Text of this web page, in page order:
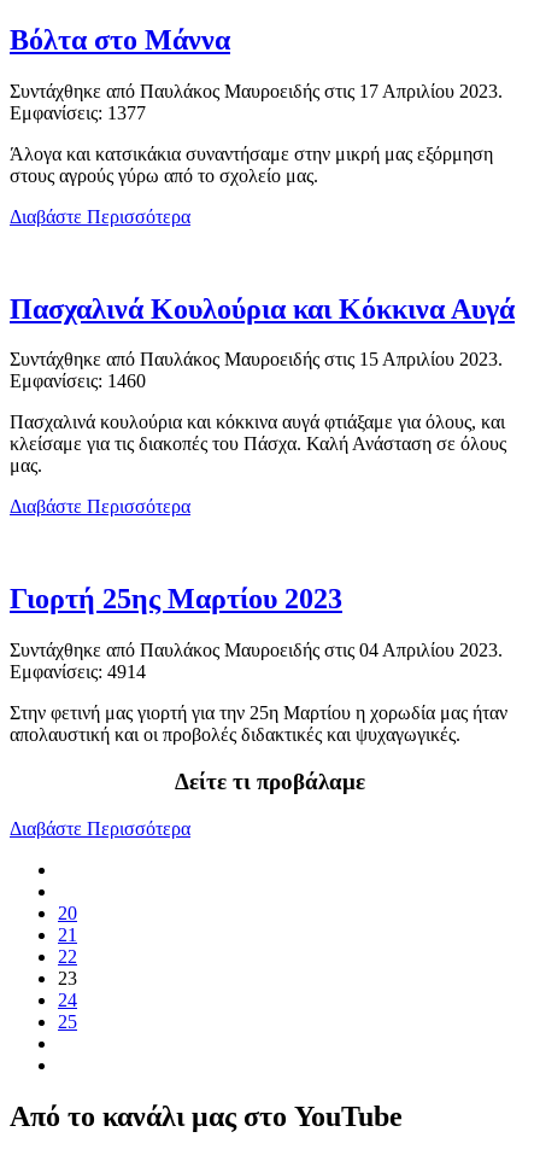
Βόλτα στο Μάννα
Συντάχθηκε από Παυλάκος Μαυροειδής στις 17 Απριλίου 2023.
Εμφανίσεις: 1377
Άλογα και κατσικάκια συναντήσαμε στην μικρή μας εξόρμηση
στους αγρούς γύρω από το σχολείο μας.
Διαβάστε Περισσότερα
Πασχαλινά Κουλούρια και Κόκκινα Αυγά
Συντάχθηκε από Παυλάκος Μαυροειδής στις 15 Απριλίου 2023.
Εμφανίσεις: 1460
Πασχαλινά κουλούρια και κόκκινα αυγά φτιάξαμε για όλους, και
κλείσαμε για τις διακοπές του Πάσχα. Καλή Ανάσταση σε όλους
μας.
Διαβάστε Περισσότερα
Γιορτή 25ης Μαρτίου 2023
Συντάχθηκε από Παυλάκος Μαυροειδής στις 04 Απριλίου 2023.
Εμφανίσεις: 4914
Στην φετινή μας γιορτή για την 25η Μαρτίου η χορωδία μας ήταν
απολαυστική και οι προβολές διδακτικές και ψυχαγωγικές.
Δείτε τι προβάλαμε
Διαβάστε Περισσότερα
20
21
22
23
24
25
Από το κανάλι μας στο YouTube